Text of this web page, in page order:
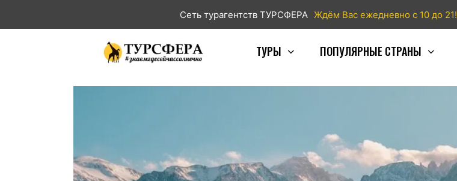
Сеть турагентств ТУРСФЕРА Ждём Вас ежедневно с 10 до 21!
ТУРЫ ПОПУЛЯРНЫЕ СТРАНЫ